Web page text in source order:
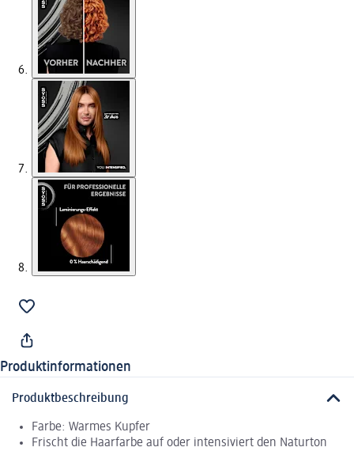
Produktinformationen
Produktbeschreibung
Farbe: Warmes Kupfer
Frischt die Haarfarbe auf oder intensiviert den Naturton